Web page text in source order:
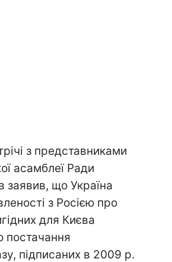
з представниками
асамблеї Ради
заявив, що Україна
з Росією про
для Києва
постачання
підписаних в 2009 р.